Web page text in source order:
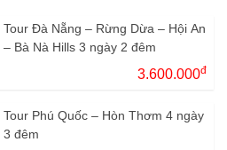
Tour Đà Nẵng – Rừng Dừa – Hội An
– Bà Nà Hills 3 ngày 2 đêm
3.600.000đ
Tour Phú Quốc – Hòn Thơm 4 ngày
3 đêm